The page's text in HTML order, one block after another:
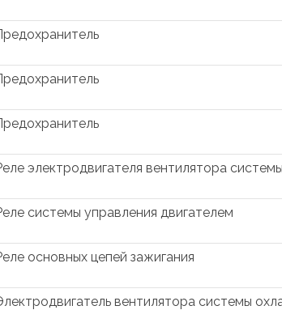
электродвигателя вентилятора
системы управления двигателем
основных цепей зажигания
вентилятора системы